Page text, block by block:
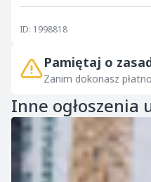
ID: 1998818
Pamiętaj o
Zanim dokonasz
Inne ogłoszenia